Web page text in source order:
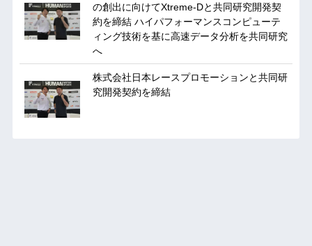
の創出に向けてXtreme-Dと共同研究開発契
約を締結 ハイパフォーマンスコンピューテ
ィング技術を基に⾼速データ分析を共同研究
へ
株式会社日本レースプロモーションと共同研
究開発契約を締結